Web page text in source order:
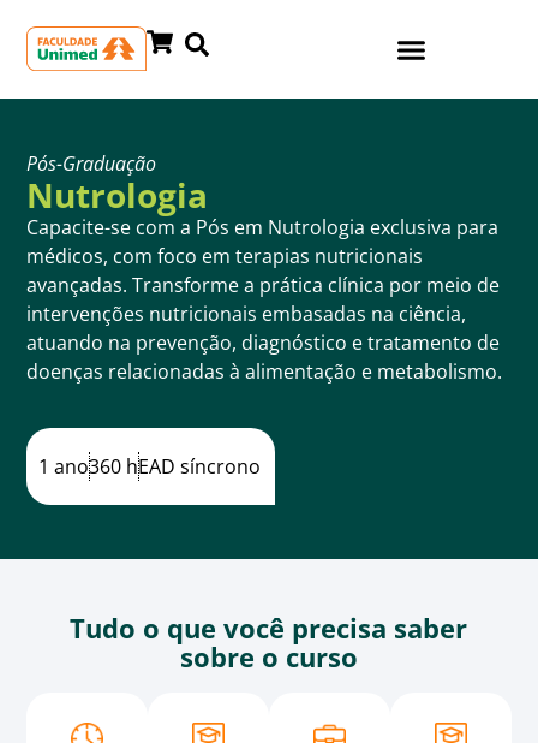
Pós-Graduação
Nutrologia
Capacite-se com a Pós em Nutrologia exclusiva para
médicos, com foco em terapias nutricionais
avançadas. Transforme a prática clínica por meio de
intervenções nutricionais embasadas na ciência,
atuando na prevenção, diagnóstico e tratamento de
doenças relacionadas à alimentação e metabolismo.
1 ano360 hEAD síncrono
Tudo o que você precisa saber
sobre o curso